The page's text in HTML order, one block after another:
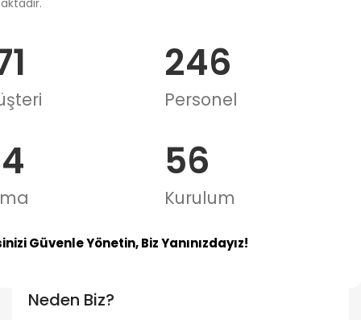
246
Personel
56
Kurulum
Güvenle Yönetin, Biz Yanınızdayız!
Neden Biz?